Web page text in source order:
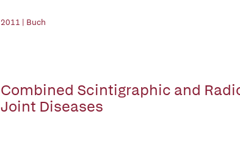
2011 | Buch
Combined Scintigraphic and
Joint Diseases